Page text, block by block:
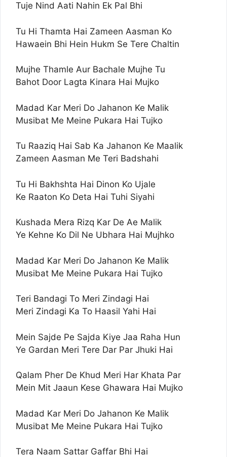
Tuje Nind Aati Nahin Ek Pal Bhi
Tu Hi Thamta Hai Zameen Aasman Ko
Hawaein Bhi Hein Hukm Se Tere Chaltin
Mujhe Thamle Aur Bachale Mujhe Tu
Bahot Door Lagta Kinara Hai Mujko
Madad Kar Meri Do Jahanon Ke Malik
Musibat Me Meine Pukara Hai Tujko
Tu Raaziq Hai Sab Ka Jahanon Ke Maalik
Zameen Aasman Me Teri Badshahi
Tu Hi Bakhshta Hai Dinon Ko Ujale
Ke Raaton Ko Deta Hai Tuhi Siyahi
Kushada Mera Rizq Kar De Ae Malik
Ye Kehne Ko Dil Ne Ubhara Hai Mujhko
Madad Kar Meri Do Jahanon Ke Malik
Musibat Me Meine Pukara Hai Tujko
Teri Bandagi To Meri Zindagi Hai
Meri Zindagi Ka To Haasil Yahi Hai
Mein Sajde Pe Sajda Kiye Jaa Raha Hun
Ye Gardan Meri Tere Dar Par Jhuki Hai
Qalam Pher De Khud Meri Har Khata Par
Mein Mit Jaaun Kese Ghawara Hai Mujko
Madad Kar Meri Do Jahanon Ke Malik
Musibat Me Meine Pukara Hai Tujko
Tera Naam Sattar Gaffar Bhi Hai